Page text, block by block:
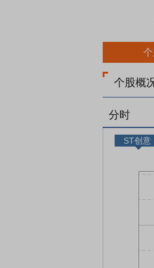
个股概
分时
ST创意